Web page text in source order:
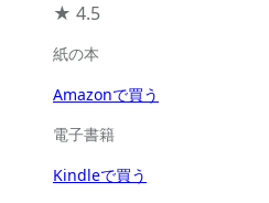
★ 4.5
紙の本
Amazonで買う
電子書籍
Kindleで買う